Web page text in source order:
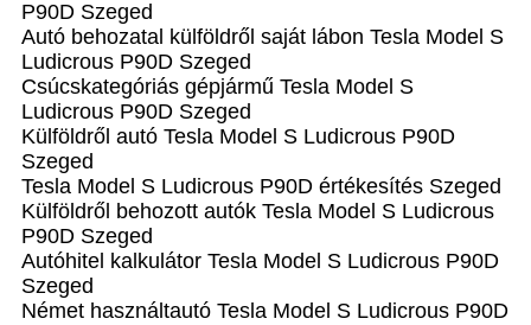
P90D Szeged
Autó behozatal külföldről saját lábon Tesla Model S
Ludicrous P90D Szeged
Csúcskategóriás gépjármű Tesla Model S
Ludicrous P90D Szeged
Külföldről autó Tesla Model S Ludicrous P90D
Szeged
Tesla Model S Ludicrous P90D értékesítés Szeged
Külföldről behozott autók Tesla Model S Ludicrous
P90D Szeged
Autóhitel kalkulátor Tesla Model S Ludicrous P90D
Szeged
Német használtautó Tesla Model S Ludicrous P90D